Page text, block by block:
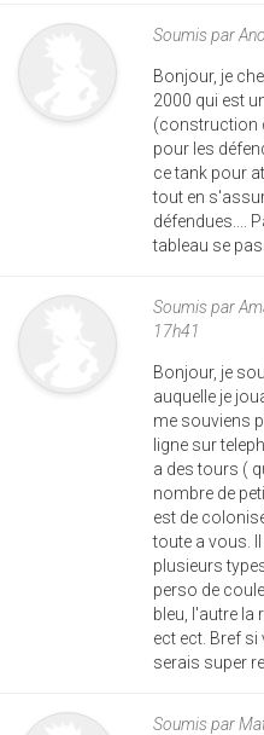
Soumis par
Bonjour, je
2000 qui est
(construction
pour les
ce tank pour
tout en
défendues....
tableau se
Soumis par
17h41
Bonjour, je
auquelle je
me souviens
ligne sur
a des tours (
nombre de
est de
toute a vous.
plusieurs
perso de
bleu, l'autre la
ect ect. Bref
serais super
Soumis par